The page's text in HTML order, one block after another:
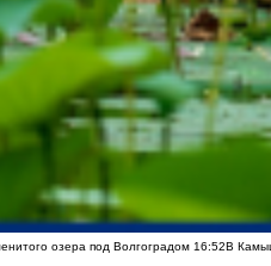
озера под Волгоградом 16:52В